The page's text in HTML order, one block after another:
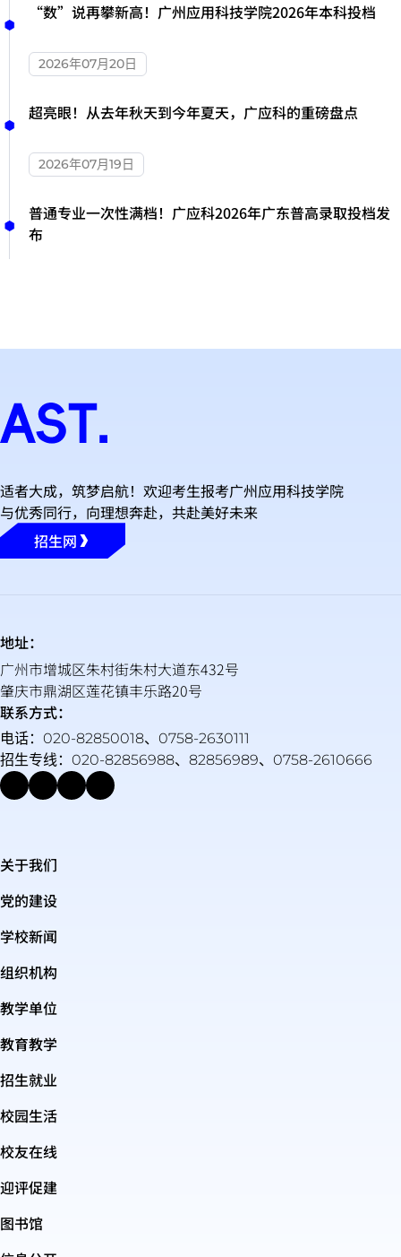
“数”说再攀新高！广州应用科技学院2026年本科投档
2026年07月20日
超亮眼！从去年秋天到今年夏天，广应科的重磅盘点
2026年07月19日
普通专业一次性满档！广应科2026年广东普高录取投档发
布
适者大成，筑梦启航！欢迎考生报考广州应用科技学院
与优秀同行，向理想奔赴，共赴美好未来
招生网
地址：
广州市增城区朱村街朱村大道东432号
肇庆市鼎湖区莲花镇丰乐路20号
联系方式：
电话：020-82850018、0758-2630111
招生专线：020-82856988、82856989、0758-2610666
关于我们
党的建设
学校新闻
组织机构
教学单位
教育教学
招生就业
校园生活
校友在线
迎评促建
图书馆